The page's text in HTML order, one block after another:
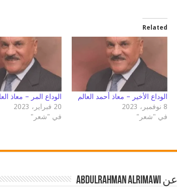
Related
الوداع الأخير – معاذ أحمد العالم
8 نوفمبر، 2023
في "شعر"
الوداع المر – معاذ
20 فبراير، 2023
في "شعر"
عن Abdulrahman AlRimawi